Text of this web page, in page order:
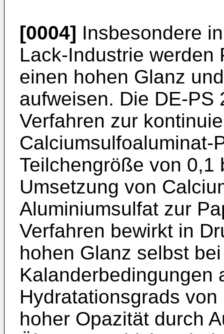
[0004] Insbesondere
Lack-Industrie werden
einen hohen Glanz
aufweisen. Die DE-PS
Verfahren zur
Calciumsulfoaluminat-
Teilchengröße von 0,1
Umsetzung von
Aluminiumsulfat zur
Verfahren bewirkt in
hohen Glanz selbst
Kalanderbedingungen
Hydratationsgrads
hoher Opazität durch